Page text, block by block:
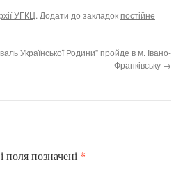
УГКЦ. Додати до закладокпостійне
Української Родини” пройде в м. Івано-
Франківську →
поля позначені *